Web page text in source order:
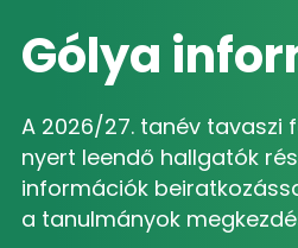
Gólya
A 2026/27. tanév tavaszi
nyert leendő hallgatók
információk
a tanulmányok